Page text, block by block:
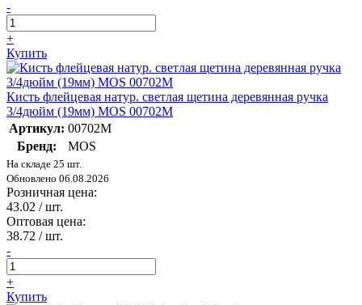
-
+
Купить
Кисть флейцевая натур. светлая щетина деревянная ручка
3/4дюйм (19мм) MOS 00702М
Артикул: 00702М
Бренд:
MOS
На складе 25 шт.
Обновлено 06.08.2026
Розничная цена:
43.02 / шт.
Оптовая цена:
38.72 / шт.
-
+
Купить